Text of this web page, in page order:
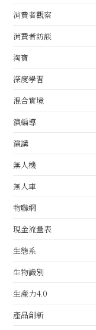
消費者觀察
消費者訪談
淘寶
深度學習
混合實境
演編導
演講
無人機
無人車
物聯網
現金流量表
生態系
生物識別
生產力4.0
產品創新